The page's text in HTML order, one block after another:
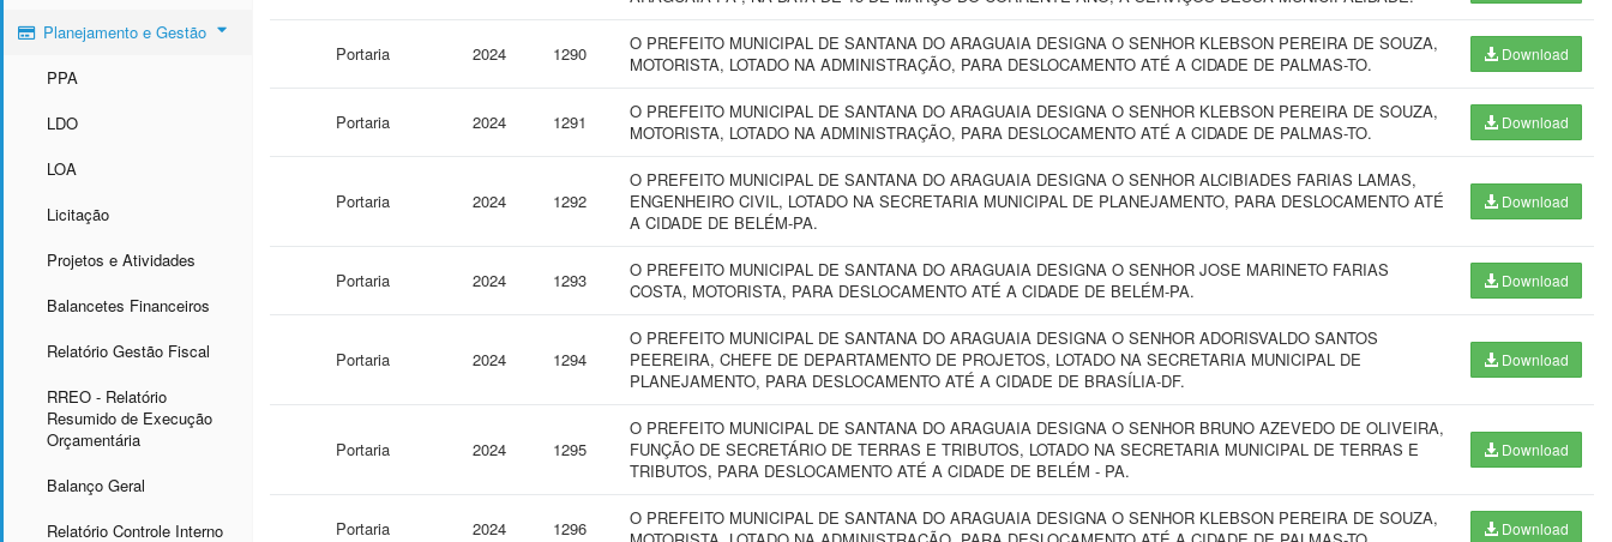
Planejamento e Gestão
PPA
LDO
LOA
Licitação
Projetos e Atividades
Balancetes Financeiros
Relatório Gestão Fiscal
RREO - Relatório
Resumido de Execução
Orçamentária
Balanço Geral
Relatório Controle Interno
Portaria 2024 1290
O PREFEITO MUNICIPAL DE SANTANA DO ARAGUAIA DESIGNA O SENHOR KLEBSON PEREIRA DE SOUZA,
MOTORISTA, LOTADO NA ADMINISTRAÇÃO, PARA DESLOCAMENTO ATÉ A CIDADE DE PALMAS-TO.
Download
Portaria 2024 1291
O PREFEITO MUNICIPAL DE SANTANA DO ARAGUAIA DESIGNA O SENHOR KLEBSON PEREIRA DE SOUZA,
MOTORISTA, LOTADO NA ADMINISTRAÇÃO, PARA DESLOCAMENTO ATÉ A CIDADE DE PALMAS-TO.
Download
Portaria 2024 1292
O PREFEITO MUNICIPAL DE SANTANA DO ARAGUAIA DESIGNA O SENHOR ALCIBIADES FARIAS LAMAS,
ENGENHEIRO CIVIL, LOTADO NA SECRETARIA MUNICIPAL DE PLANEJAMENTO, PARA DESLOCAMENTO ATÉ
A CIDADE DE BELÉM-PA.
Download
Portaria 2024 1293
O PREFEITO MUNICIPAL DE SANTANA DO ARAGUAIA DESIGNA O SENHOR JOSE MARINETO FARIAS
COSTA, MOTORISTA, PARA DESLOCAMENTO ATÉ A CIDADE DE BELÉM-PA.
Download
Portaria 2024 1294
O PREFEITO MUNICIPAL DE SANTANA DO ARAGUAIA DESIGNA O SENHOR ADORISVALDO SANTOS
PEEREIRA, CHEFE DE DEPARTAMENTO DE PROJETOS, LOTADO NA SECRETARIA MUNICIPAL DE
PLANEJAMENTO, PARA DESLOCAMENTO ATÉ A CIDADE DE BRASÍLIA-DF.
Download
Portaria 2024 1295
O PREFEITO MUNICIPAL DE SANTANA DO ARAGUAIA DESIGNA O SENHOR BRUNO AZEVEDO DE OLIVEIRA,
FUNÇÃO DE SECRETÁRIO DE TERRAS E TRIBUTOS, LOTADO NA SECRETARIA MUNICIPAL DE TERRAS E
TRIBUTOS, PARA DESLOCAMENTO ATÉ A CIDADE DE BELÉM - PA.
Download
Portaria 2024 1296
O PREFEITO MUNICIPAL DE SANTANA DO ARAGUAIA DESIGNA O SENHOR KLEBSON PEREIRA DE SOUZA,
Download